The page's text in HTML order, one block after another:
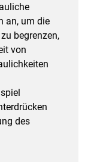
an, um die
begrenzen,
von
des